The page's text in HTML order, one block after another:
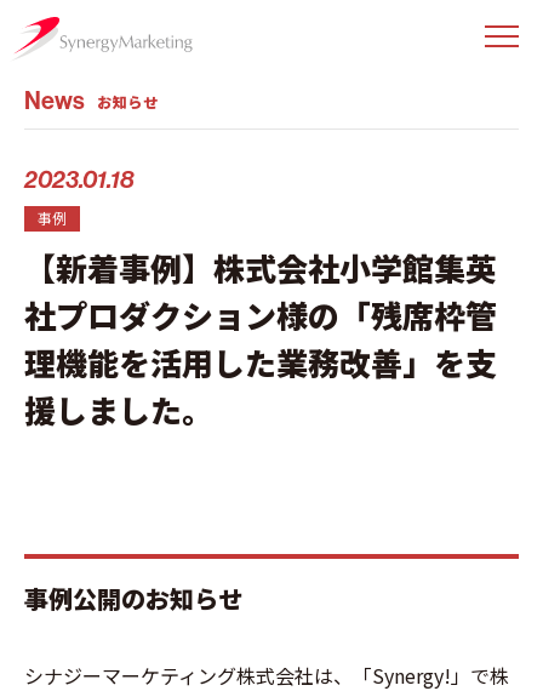
News お知らせ
【新着事例】株式会社小学館集英
社プロダクション様の「残席枠管
理機能を活用した業務改善」を支
援しました。
2023.01.18
事例
事例公開のお知らせ
シナジーマーケティング株式会社は、「Synergy!」で株